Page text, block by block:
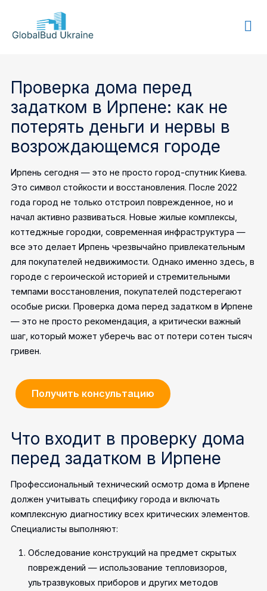
GLOBALBUD
Проверка дома перед
задатком в Ирпене: как не
потерять деньги и нервы в
возрождающемся городе
Ирпень сегодня — это не просто город-спутник Киева.
Это символ стойкости и восстановления. После 2022
года город не только отстроил поврежденное, но и
начал активно развиваться. Новые жилые комплексы,
коттеджные городки, современная инфраструктура —
все это делает Ирпень чрезвычайно привлекательным
для покупателей недвижимости. Однако именно здесь, в
городе с героической историей и стремительными
темпами восстановления, покупателей подстерегают
особые риски. Проверка дома перед задатком в Ирпене
— это не просто рекомендация, а критически важный
шаг, который может уберечь вас от потери сотен тысяч
гривен.
Получить консультацию
Что входит в проверку дома
перед задатком в Ирпене
Профессиональный технический осмотр дома в Ирпене
должен учитывать специфику города и включать
комплексную диагностику всех критических элементов.
Специалисты выполняют:
Обследование конструкций на предмет скрытых
повреждений — использование тепловизоров,
ультразвуковых приборов и других методов